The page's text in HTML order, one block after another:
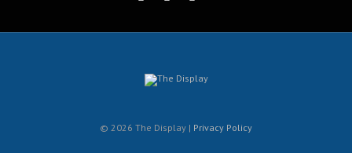
© 2026 The Display | Privacy Policy